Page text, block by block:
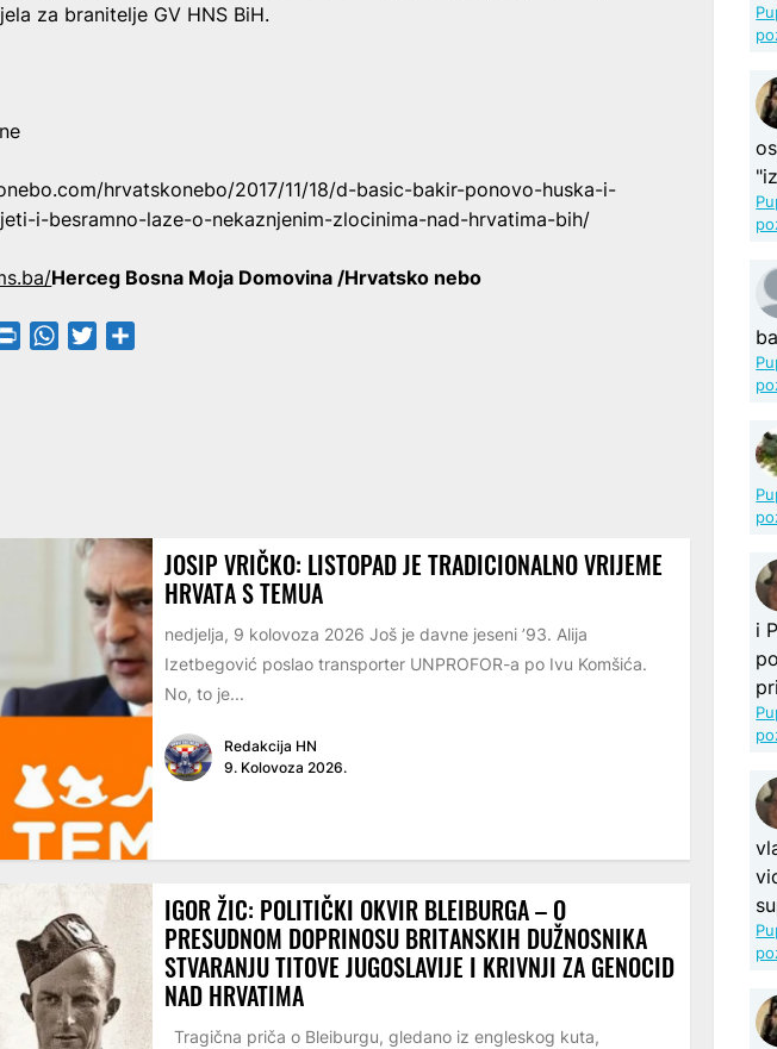
za branitelje GV HNS BiH.
hrvatskonebo/2017/11/18/d-basic-bakir-ponovo-huska-i-
i-besramno-laze-o-nekaznjenim-zlocinima-nad-hrvatima-bih/
Herceg Bosna Moja Domovina /Hrvatsko nebo
PrintFriendly
WhatsApp
Twitter
JOSIP VRIČKO: LISTOPAD JE TRADICIONALNO VRIJEME
HRVATA S TEMUA
nedjelja, 9 kolovoza 2026 Još je davne jeseni ’93. Alija
Izetbegović poslao transporter UNPROFOR-a po Ivu Komšića.
No, to je...
Redakcija HN
9. Kolovoza 2026.
IGOR ŽIC: POLITIČKI OKVIR BLEIBURGA – O
PRESUDNOM DOPRINOSU BRITANSKIH DUŽNOSNIKA
STVARANJU TITOVE JUGOSLAVIJE I KRIVNJI ZA GENOCID
NAD HRVATIMA
Tragična priča o Bleiburgu, gledano iz engleskog kuta,
i